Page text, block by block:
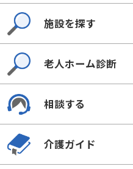
施設を探す
老人ホーム診断
相談する
介護ガイド